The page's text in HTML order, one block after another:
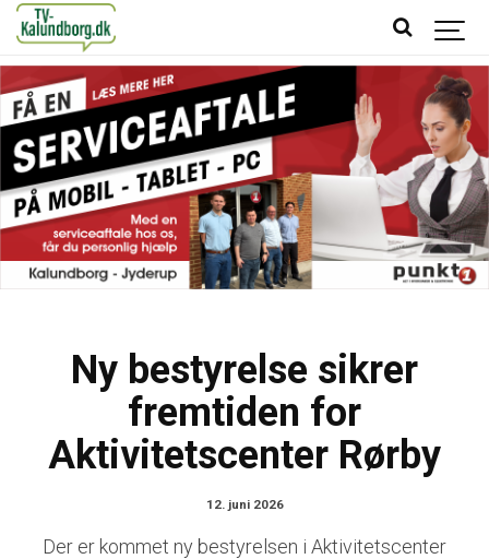
Ny bestyrelse sikrer
fremtiden for
Aktivitetscenter Rørby
12. juni 2026
Der er kommet ny bestyrelsen i Aktivitetscenter